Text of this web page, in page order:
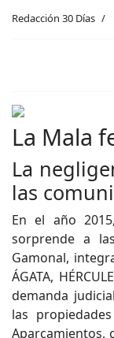
Redacción 30 Días
La Mala
La
las
En el año
sorprende a
Gamonal,
ÁGATA,
demanda
las
Aparcamientos,